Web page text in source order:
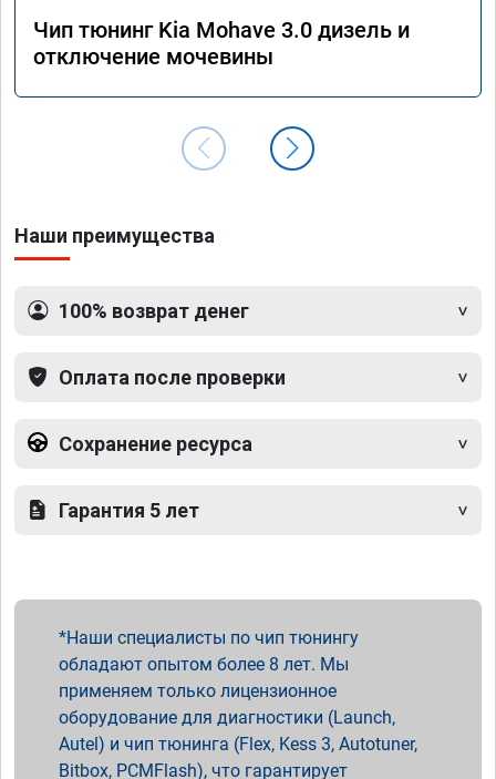
Чип тюнинг Kia Mohave 3.0 дизель и
отключение мочевины
Наши преимущества
100% возврат денег
Оплата после проверки
Сохранение ресурса
Гарантия 5 лет
Наши специалисты по чип тюнингу
обладают опытом более 8 лет. Мы
применяем только лицензионное
оборудование для диагностики (Launch,
Autel) и чип тюнинга (Flex, Kess 3, Autotuner,
Bitbox, PCMFlash), что гарантирует